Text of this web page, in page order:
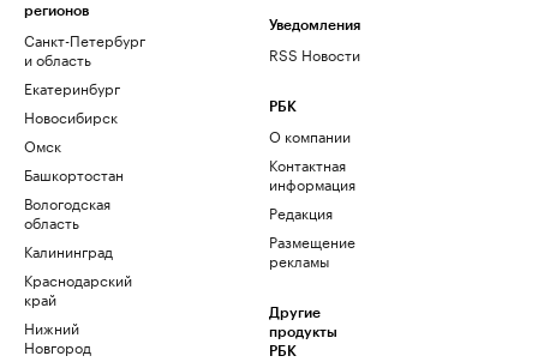
регионов
Санкт-Петербург
и область
Екатеринбург
Новосибирск
Омск
Башкортостан
Вологодская
область
Калининград
Краснодарский
край
Нижний
Новгород
Уведомления
RSS Новости
РБК
О компании
Контактная
информация
Редакция
Размещение
рекламы
Другие
продукты
РБК